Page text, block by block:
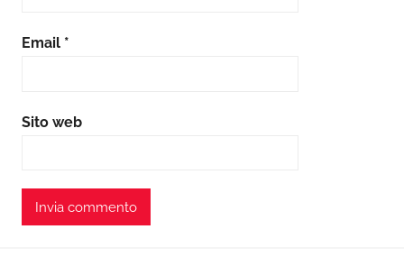
Email *
Sito web